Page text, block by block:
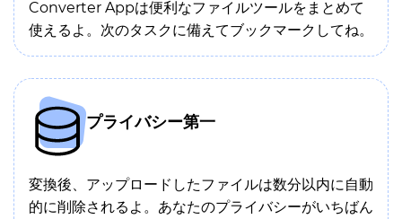
Converter Appは便利なファイルツールをまとめて
使えるよ。次のタスクに備えてブックマークしてね。
プライバシー第一
変換後、アップロードしたファイルは数分以内に自動
的に削除されるよ。あなたのプライバシーがいちばん